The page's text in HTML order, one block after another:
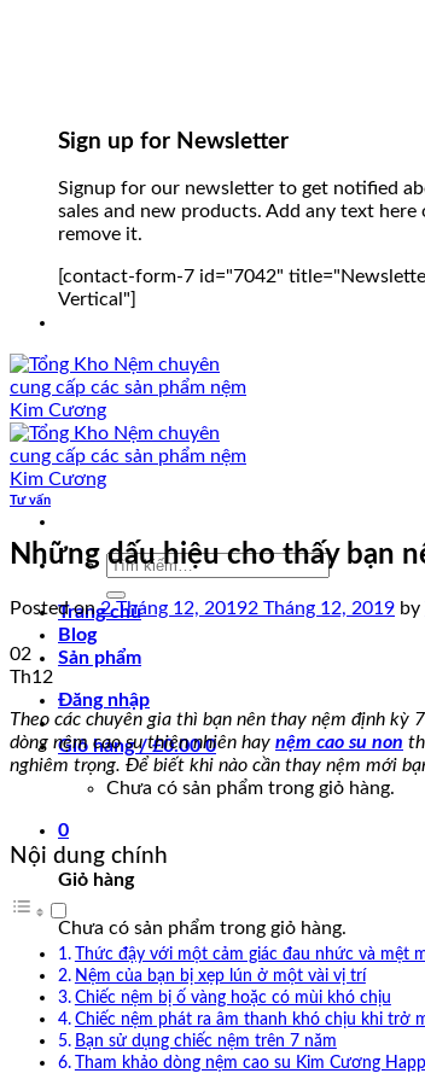
Sign up for Newsletter
Signup for our newsletter to get notified
sales and new products. Add any text here
remove it.
[contact-form-7 id="7042"
Vertical"]
Tìm
Trang chủ
Blog
Sản phẩm
Đăng nhập
Giỏ hàng /£0.00 0
Chưa có sản phẩm trong giỏ hàng.
0
Giỏ hàng
Chưa có sản phẩm trong giỏ hàng.
Tư vấn
Những dấu hiệu cho thấy bạn
Posted on2 Tháng 12, 20192 Tháng 12, 2019 by
02
Th12
Theo các chuyên gia thì bạn nên thay nệm định
dòng nệm cao su thiên nhiên hay nệm cao su non
nghiêm trọng. Để biết khi nào cần thay nệm mới
Nội dung chính
Thức đậy với một cảm giác đau nhức và mệt
Nệm của bạn bị xẹp lún ở một vài vị trí
Chiếc nệm bị ố vàng hoặc có mùi khó chịu
Chiếc nệm phát ra âm thanh khó chịu khi trở
Bạn sử dụng chiếc nệm trên 7 năm
Tham khảo dòng nệm cao su Kim Cương